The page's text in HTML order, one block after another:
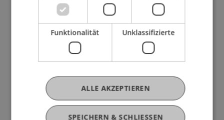
Fürst-Franz-Josef-Strasse
Liechtenstein
T +423 265 11 11
Datenschutzerklärung
Disclaimer
Impressum
Funktionalität Unklassifizierte
SPEICHERN & SCHLIESSEN
ALLE AKZEPTIEREN